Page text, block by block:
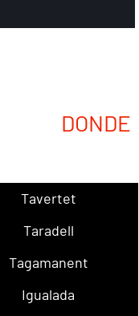
DONDE
Tavertet
Taradell
Tagamanent
Igualada